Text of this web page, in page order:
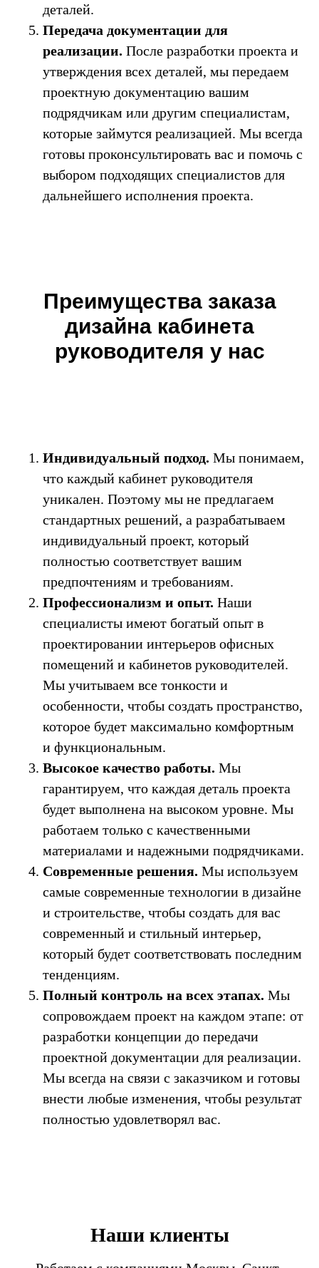
деталей.
Передача документации для
реализации. После разработки проекта и
утверждения всех деталей, мы передаем
проектную документацию вашим
подрядчикам или другим специалистам,
которые займутся реализацией. Мы всегда
готовы проконсультировать вас и помочь с
выбором подходящих специалистов для
дальнейшего исполнения проекта.
Преимущества заказа
дизайна кабинета
руководителя у нас
Индивидуальный подход. Мы понимаем,
что каждый кабинет руководителя
уникален. Поэтому мы не предлагаем
стандартных решений, а разрабатываем
индивидуальный проект, который
полностью соответствует вашим
предпочтениям и требованиям.
Профессионализм и опыт. Наши
специалисты имеют богатый опыт в
проектировании интерьеров офисных
помещений и кабинетов руководителей.
Мы учитываем все тонкости и
особенности, чтобы создать пространство,
которое будет максимально комфортным
и функциональным.
Высокое качество работы. Мы
гарантируем, что каждая деталь проекта
будет выполнена на высоком уровне. Мы
работаем только с качественными
материалами и надежными подрядчиками.
Современные решения. Мы используем
самые современные технологии в дизайне
и строительстве, чтобы создать для вас
современный и стильный интерьер,
который будет соответствовать последним
тенденциям.
Полный контроль на всех этапах. Мы
сопровождаем проект на каждом этапе: от
разработки концепции до передачи
проектной документации для реализации.
Мы всегда на связи с заказчиком и готовы
внести любые изменения, чтобы результат
полностью удовлетворял вас.
Наши клиенты